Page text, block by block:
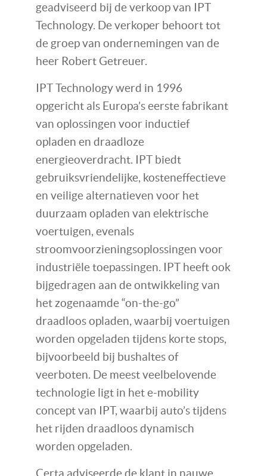
geadviseerd bij de verkoop van IPT
Technology. De verkoper behoort tot
de groep van ondernemingen van de
heer Robert Getreuer.
IPT Technology werd in 1996
opgericht als Europa’s eerste fabrikant
van oplossingen voor inductief
opladen en draadloze
energieoverdracht. IPT biedt
gebruiksvriendelijke, kosteneffectieve
en veilige alternatieven voor het
duurzaam opladen van elektrische
voertuigen, evenals
stroomvoorzieningsoplossingen voor
industriële toepassingen. IPT heeft ook
bijgedragen aan de ontwikkeling van
het zogenaamde “on-the-go”
draadloos opladen, waarbij voertuigen
worden opgeladen tijdens korte stops,
bijvoorbeeld bij bushaltes of
veerboten. De meest veelbelovende
technologie ligt in het e-mobility
concept van IPT, waarbij auto’s tijdens
het rijden draadloos dynamisch
worden opgeladen.
Certa adviseerde de klant in nauwe